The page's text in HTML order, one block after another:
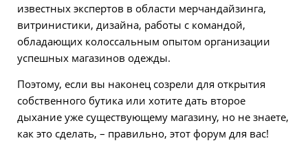
известных экспертов в области мерчандайзинга,
витринистики, дизайна, работы с командой,
обладающих колоссальным опытом организации
успешных магазинов одежды.
Поэтому, если вы наконец созрели для открытия
собственного бутика или хотите дать второе
дыхание уже существующему магазину, но не знаете,
как это сделать, – правильно, этот форум для вас!